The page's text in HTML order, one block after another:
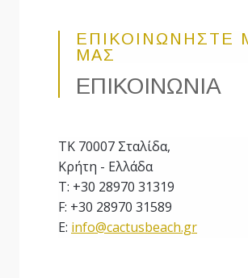
ΕΠΙΚΟΙΝΩΝΗΣΤΕ
ΜΑΣ
ΕΠΙΚΟΙΝΩΝΙΑ
ΤΚ 70007 Σταλίδα,
Κρήτη - Ελλάδα
T: +30 28970 31319
F: +30 28970 31589
E: info@cactusbeach.gr